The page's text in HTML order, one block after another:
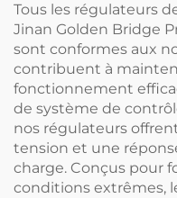
Tous les régulateurs
Jinan Golden Bridge
sont conformes aux
contribuent à
fonctionnement
de système de
nos régulateurs
tension et une
charge. Conçus pour
conditions extrêmes,